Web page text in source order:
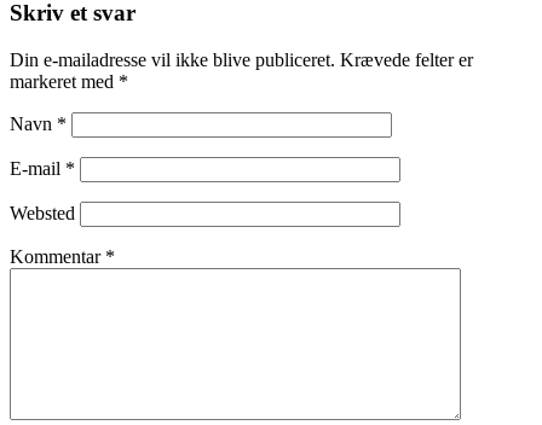
Skriv et svar
Din e-mailadresse vil ikke blive publiceret. Krævede felter er
markeret med *
Navn *
E-mail *
Websted
Kommentar *